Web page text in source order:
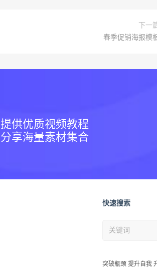
下一
春季促销海报模
提供优质视频教程
分享海量素材集合
快速搜索
突破瓶颈 提升自我